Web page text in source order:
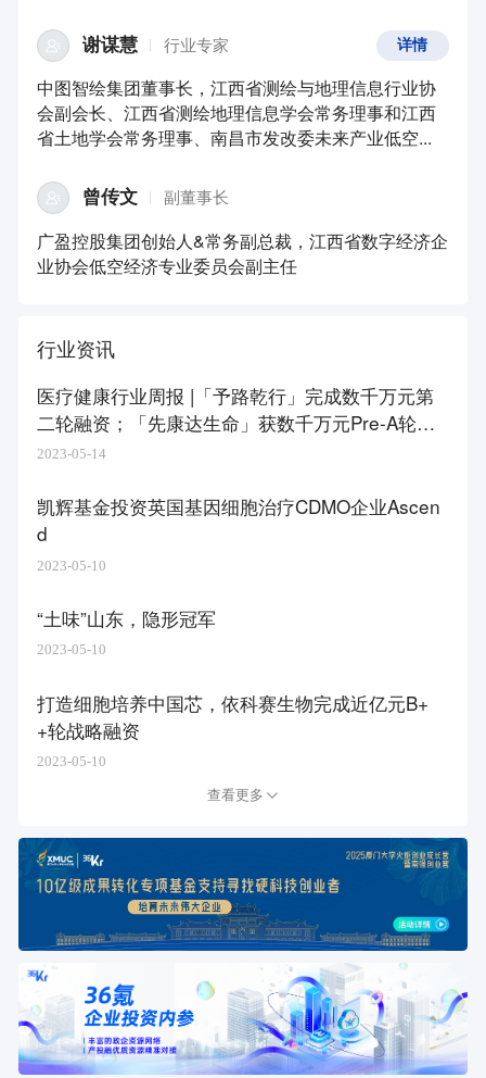
谢谋慧 行业专家
中图智绘集团董事长，江西省测绘与地理信息行业协
会副会长、江西省测绘地理信息学会常务理事和江西
省土地学会常务理事、南昌市发改委未来产业低空...
详情
曾传文 副董事长
广盈控股集团创始人&常务副总裁，江西省数字经济企
业协会低空经济专业委员会副主任
行业资讯
医疗健康行业周报 |「予路乾行」完成数千万元第
二轮融资；「先康达生命」获数千万元Pre-A轮融
资
2023-05-14
凯辉基金投资英国基因细胞治疗CDMO企业Ascen
d
2023-05-10
“土味”山东，隐形冠军
2023-05-10
打造细胞培养中国芯，依科赛生物完成近亿元B+
+轮战略融资
2023-05-10
查看更多